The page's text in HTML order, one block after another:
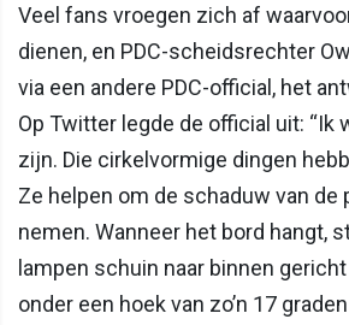
Veel fans vroegen zich af
dienen, en PDC-scheidsrechter
via een andere PDC-official, het
Op Twitter legde de official uit: “Ik
zijn. Die cirkelvormige dingen
Ze helpen om de schaduw van de
nemen. Wanneer het bord hangt,
lampen schuin naar binnen
onder een hoek van zo’n 17